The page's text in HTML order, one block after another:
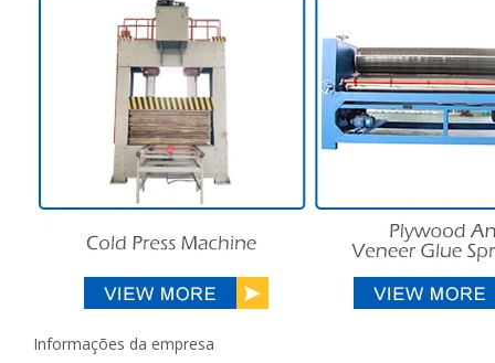
Informações da empresa